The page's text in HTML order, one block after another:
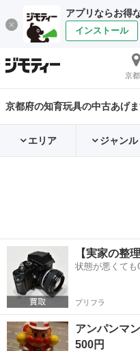
アプリならお得
インストール
京
京都府の知育玩具の中古あげ
エリア ジャンル
【実家の整
状態が悪くても
プリフラ
アンパンマ
500円